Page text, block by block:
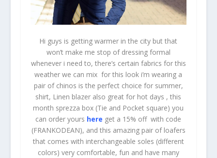
Hi guys is getting warmer in the city but that
won’t make me stop of dressing formal
whenever i need to, there’s certain fabrics for this
weather we can mix for this look i’m wearing a
pair of chinos is the perfect choice for summer,
shirt, Linen blazer also great for hot days , this
month sprezza box (Tie and Pocket square) you
can order yours here get a 15% off with code
(FRANKODEAN), and this amazing pair of loafers
that comes with interchangeable soles (different
colors) very comfortable, fun and have many